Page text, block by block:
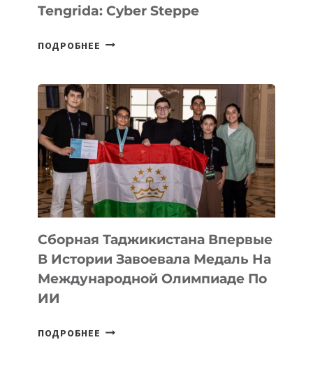
Tengrida: Cyber Steppe
ПОДРОБНЕЕ
ASTANA
ПРЕДСТАВИЛИ
АРТ-
ФИЛЬМ
TENGRIDA:
CYBER
STEPPE
Сборная Таджикистана Впервые
В Истории Завоевала Медаль На
Международной Олимпиаде По
ИИ
ПОДРОБНЕЕ СБОРНАЯ